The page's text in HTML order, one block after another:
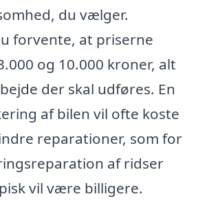
du vælger.
forvente, at priserne
og 10.000 kroner, alt
der skal udføres. En
af bilen vil ofte koste
reparationer, som for
af ridser
vil være billigere.